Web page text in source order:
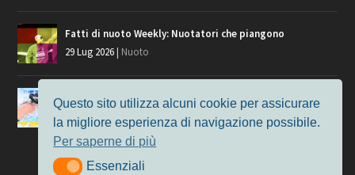
Fatti di nuoto Weekly: Nuotatori che piangono
29 Lug 2026| Nuoto
Giochi del Mediterraneo, i convocati del nuoto per
9 Lug 2026
Nuoto
Questo sito utilizza alcuni cookie per assicurare
la migliore esperienza di navigazione possibile.
Per saperne di più
EssenzialiEssenziali